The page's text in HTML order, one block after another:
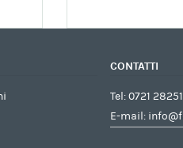
CONTATTI
Tel:0721
E-mail: